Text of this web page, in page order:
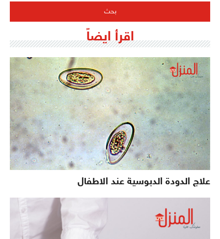
اقرأ ايضاً
علاج الدودة الدبوسية عند الاطفال